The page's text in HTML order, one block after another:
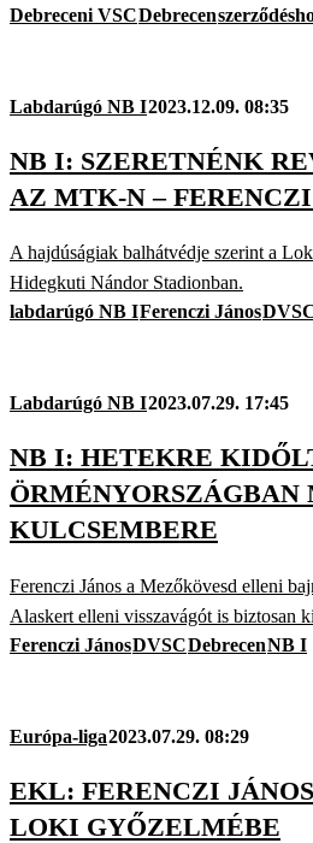
Debreceni VSCDebrecen
Labdarúgó NB I2023.12.09. 08:35
NB I: SZERETNÉNK
AZ MTK-N –
A hajdúságiak balhátvédje szerint a
Hidegkuti Nándor Stadionban.
labdarúgó NB IFerenczi János
Labdarúgó NB I2023.07.29. 17:45
NB I: HETEKRE
ÖRMÉNYORSZÁGBAN
KULCSEMBERE
Ferenczi János a Mezőkövesd elleni
Alaskert elleni visszavágót is biztosan
Ferenczi JánosDVSCDebrecenNB I
Európa-liga2023.07.29. 08:29
EKL: FERENCZI
LOKI GYŐZELMÉBE